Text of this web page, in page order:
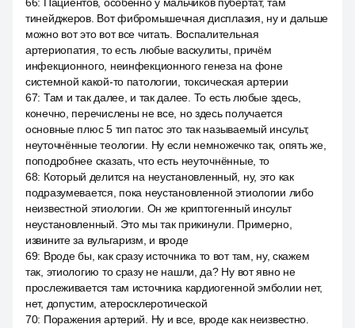
тинейджеров. Вот фибромышечная дисплазия, ну и дальше
можно вот это вот все читать. Воспалительная
артериопатия, то есть любые васкулиты, причём
инфекционного, неинфекционного генеза на фоне
системной какой-то патологии, токсическая артерии
67: Там и так далее, и так далее. То есть любые здесь,
конечно, перечислены не все, но здесь получается
основные плюс 5 тип патос это так называемый инсульт,
неуточнённые теологии. Ну если немножечко так, опять же,
поподробнее сказать, что есть неуточнённые, то
68: Который делится на неустановленный, ну, это как
подразумевается, пока неустановленной этиологии либо
неизвестной этиологии. Он же криптогенный инсульт
неустановленный. Это мы так прикинули. Примерно,
извините за вульгаризм, и вроде
69: Вроде бы, как сразу источника то вот там, ну, скажем
так, этиологию то сразу не нашли, да? Ну вот явно не
прослеживается там источника кардиогенной эмболии нет,
нет, допустим, атеросклеротической
70: Поражения артерий. Ну и все, вроде как неизвестно.